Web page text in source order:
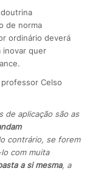
de norma
ordinário deverá
inovar quer
Celso
de aplicação são as
contrário, se forem
com muita
a si mesma, a